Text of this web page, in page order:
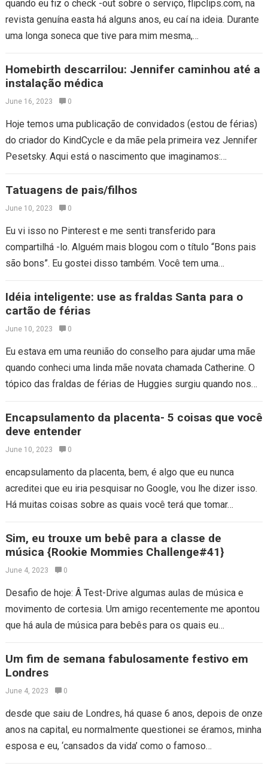
quando eu fiz o check -out sobre o serviço, flipclips.com, na
revista genuína easta há alguns anos, eu caí na ideia. Durante
uma longa soneca que tive para mim mesma,…
Homebirth descarrilou: Jennifer caminhou até a
instalação médica
June 16, 2023 0
Hoje temos uma publicação de convidados (estou de férias)
do criador do KindCycle e da mãe pela primeira vez Jennifer
Pesetsky. Aqui está o nascimento que imaginamos:
Tatuagens de pais/filhos
June 10, 2023 0
Eu vi isso no Pinterest e me senti transferido para
compartilhá -lo. Alguém mais blogou com o título “Bons pais
são bons”. Eu gostei disso também. Você tem uma
Idéia inteligente: use as fraldas Santa para o
cartão de férias
June 10, 2023 0
Eu estava em uma reunião do conselho para ajudar uma mãe
quando conheci uma linda mãe novata chamada Catherine. O
tópico das fraldas de férias de Huggies surgiu quando nos…
Encapsulamento da placenta- 5 coisas que você
deve entender
June 10, 2023 0
encapsulamento da placenta, bem, é algo que eu nunca
acreditei que eu iria pesquisar no Google, vou lhe dizer isso.
Há muitas coisas sobre as quais você terá que tomar…
Sim, eu trouxe um bebê para a classe de
música {Rookie Mommies Challenge#41}
June 4, 2023 0
Desafio de hoje: Â Test-Drive algumas aulas de música e
movimento de cortesia. Um amigo recentemente me apontou
que há aula de música para bebês para os quais eu
Um fim de semana fabulosamente festivo em
Londres
June 4, 2023 0
desde que saiu de Londres, há quase 6 anos, depois de onze
anos na capital, eu normalmente questionei se éramos, minha
esposa e eu, ‘cansados da vida’ como o famoso…